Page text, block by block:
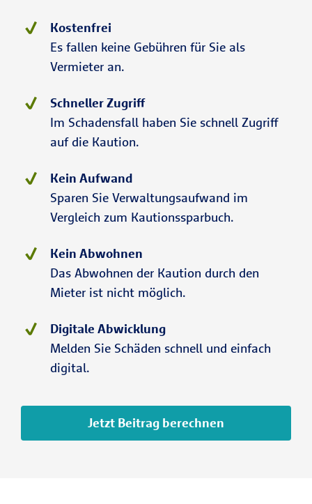
Kostenfrei
Es fallen keine Gebühren für Sie als
Vermieter an.
Schneller Zugriff
Im Schadensfall haben Sie schnell Zugriff
auf die Kaution.
Kein Aufwand
Sparen Sie Verwaltungsaufwand im
Vergleich zum Kautionssparbuch.
Kein Abwohnen
Das Abwohnen der Kaution durch den
Mieter ist nicht möglich.
Digitale Abwicklung
Melden Sie Schäden schnell und einfach
digital.
Jetzt Beitrag berechnen